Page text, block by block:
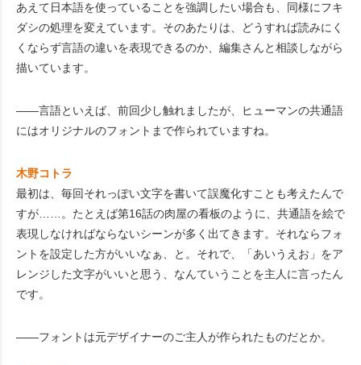
あえて日本語を使っていることを強調したい場合も、同様にフキ
ダシの処理を変えています。そのあたりは、どうすれば読みにく
くならず言語の違いを表現できるのか、編集さんと相談しながら
描いています。
――言語といえば、前回少し触れましたが、ヒューマンの共通語
にはオリジナルのフォントまで作られていますね。
木野コトラ
最初は、毎回それっぽい文字を書いて誤魔化すことも考えたんで
すが……。たとえば第16話の肉屋の看板のように、共通語を絵で
表現しなければならないシーンが多く出てきます。それならフォ
ントを設定した方がいいなぁ、と。それで、「あいうえお」をア
レンジした文字がいいと思う、なんていうことを主人に言ったん
です。
――フォントは元デザイナーのご主人が作られたものだとか。